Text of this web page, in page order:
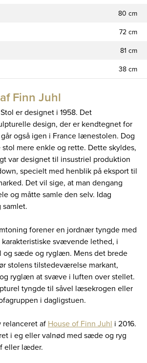
80 cm
72 cm
81 cm
38 cm
Finn Juhl
er designet i 1958. Det
design, der er kendtegnet for
også igen i France lænestolen. Dog
mere enkle og rette. Dette skyldes,
var designet til insustriel produktion
specielt med henblik på eksport til
Det vil sige, at man dengang
og måtte samle den selv. Idag
samlet.
forener en jordnær tyngde med
svævende lethed, i
og sæde og ryglæn. Mens det brede
stolens tilstedeværelse markant,
ryglæn at svæve i luften over stellet.
tyngde til såvel læsekrogen eller
i dagligstuen.
relanceret af House of Finn Juhl i 2016.
i eg eller valnød med sæde og ryg
eller læder.